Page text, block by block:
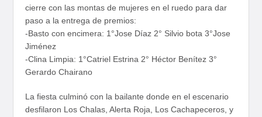
cierre con las montas de mujeres en el ruedo para dar
paso a la entrega de premios:
-Basto con encimera: 1°Jose Díaz 2° Silvio bota 3°Jose
Jiménez
-Clina Limpia: 1°Catriel Estrina 2° Héctor Benítez 3°
Gerardo Chairano
La fiesta culminó con la bailante donde en el escenario
desfilaron Los Chalas, Alerta Roja, Los Cachapeceros, y